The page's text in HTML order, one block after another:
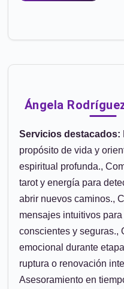
Ángela
Servicios destacados:
propósito de vida y
espiritual profunda.,
tarot y energía para
abrir nuevos caminos.,
mensajes intuitivos
conscientes y seguras.,
emocional durante
ruptura o renovación
Asesoramiento en